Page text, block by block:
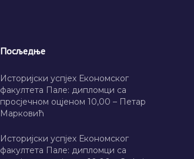
Посљедње
Историјски успјех Економског
факултета Пале: дипломци са
просјечном оцјеном 10,00 – Петар
Марковић
Историјски успјех Економског
факултета Пале: дипломци са